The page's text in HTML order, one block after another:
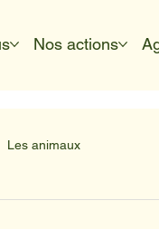
Nos actions
Les animaux